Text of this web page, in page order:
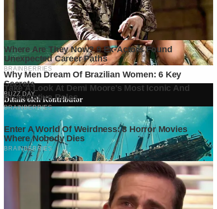
Ditulis olehKontributor
Penyuka detail yang percaya bahwa setiap tulisan punya nyawa.
Bertugas merangkai ide menjadi cerita yang mengalir, memastikan
setiap titik dan koma berada di tempat yang tepat untuk kenyamanan
membacamu
Komentar (0)
Tulis Komentar